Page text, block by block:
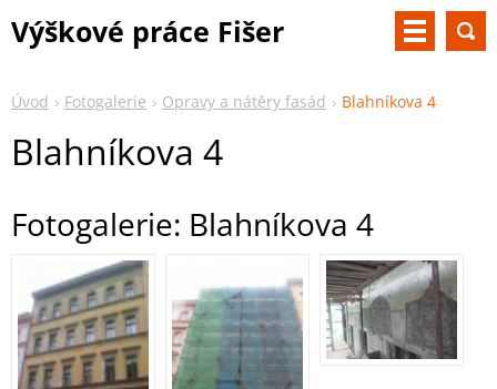
Výškové práce Fišer
Úvod Fotogalerie Opravy a nátěry fasád Blahníkova 4
Blahníkova 4
Fotogalerie: Blahníkova 4